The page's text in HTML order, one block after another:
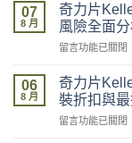
07
8 月
奇力片
風險全面
在
力
片
Kellett
邊
留言功能已關閉
06
8 月
奇力片
裝折扣與
在
留言功能已關閉